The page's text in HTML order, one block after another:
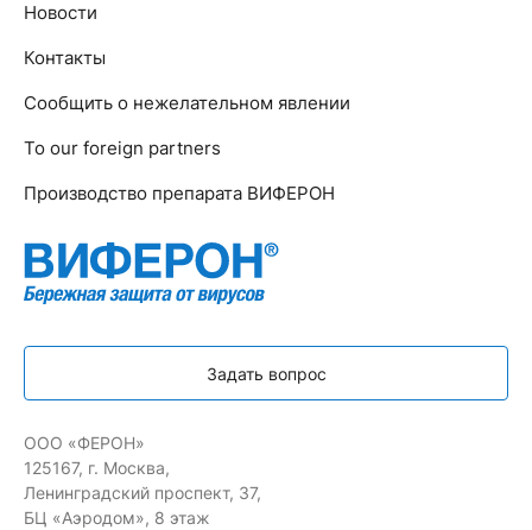
Новости
Контакты
Сообщить о нежелательном явлении
To our foreign partners
Производство препарата ВИФЕРОН
Задать вопрос
ООО «ФЕРОН»
125167, г. Москва,
Ленинградский проспект, 37,
БЦ «Аэродом», 8 этаж